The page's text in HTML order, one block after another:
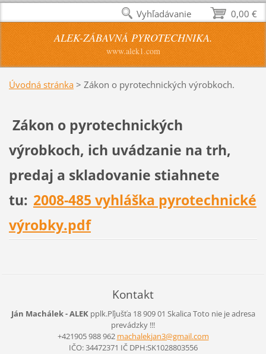
ALEK-ZÁBAVNÁ PYROTECHNIKA.
www.alek1.com
Úvodná stránka > Zákon o pyrotechnických výrobkoch.
Zákon o pyrotechnických
výrobkoch, ich uvádzanie na trh,
predaj a skladovanie stiahnete
tu: 2008-485 vyhláška pyrotechnické
výrobky.pdf
Kontakt
Ján Machálek - ALEK pplk.Pľjušťa 18 909 01 Skalica Toto nie je adresa
prevádzky !!!
+421905 988 962 machalekjan3@gmail.com
IČO: 34472371 IČ DPH:SK1028803556
0,00 €
Vyhľadávanie